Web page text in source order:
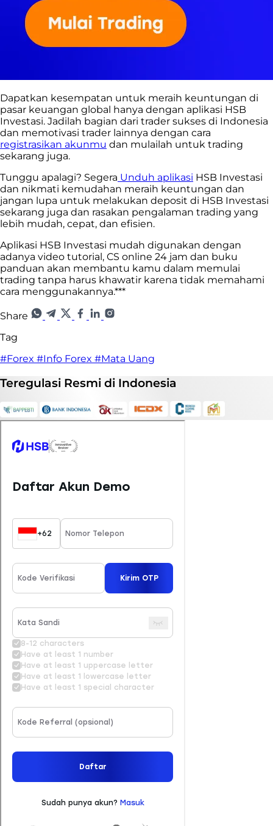
Dapatkan kesempatan untuk meraih keuntungan di
pasar keuangan global hanya dengan aplikasi HSB
Investasi. Jadilah bagian dari trader sukses di Indonesia
dan memotivasi trader lainnya dengan cara
registrasikan akunmu dan mulailah untuk trading
sekarang juga.
Tunggu apalagi? Segera Unduh aplikasi HSB Investasi
dan nikmati kemudahan meraih keuntungan dan
jangan lupa untuk melakukan deposit di HSB Investasi
sekarang juga dan rasakan pengalaman trading yang
lebih mudah, cepat, dan efisien.
Aplikasi HSB Investasi mudah digunakan dengan
adanya video tutorial, CS online 24 jam dan buku
panduan akan membantu kamu dalam memulai
trading tanpa harus khawatir karena tidak memahami
cara menggunakannya.***
Share
Tag
#Forex #Info Forex #Mata Uang
Teregulasi Resmi di Indonesia